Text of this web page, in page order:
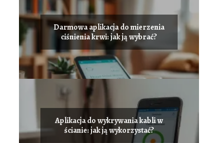
Darmowa aplikacja do mierzenia
ciśnienia krwi: jak ją wybrać?
Aplikacja do wykrywania kabli w
ścianie: jak ją wykorzystać?